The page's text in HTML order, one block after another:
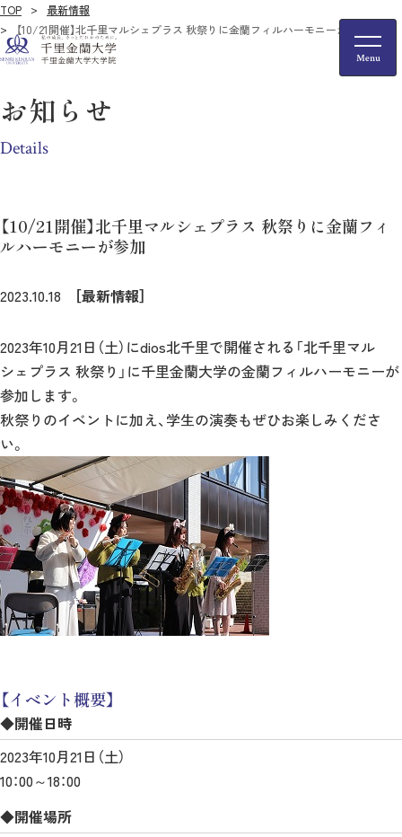
TOP
最新情報
【10/21開催】北千里マルシェプラス 秋祭りに金蘭フィルハーモニーが参加
お知らせ
Details
【10/21開催】北千里マルシェプラス 秋祭りに金蘭フィ
ルハーモニーが参加
2023.10.18 ［最新情報］
2023年10月21日（土）にdios北千里で開催される「北千里マル
シェプラス 秋祭り」に千里金蘭大学の金蘭フィルハーモニーが
参加します。
秋祭りのイベントに加え、学生の演奏もぜひお楽しみくださ
い。
【イベント概要】
◆開催日時
2023年10月21日（土）
10：00～18：00
◆開催場所